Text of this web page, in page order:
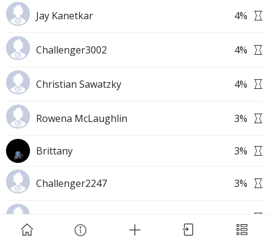
Jay Kanetkar 4%
Challenger3002 4%
Christian Sawatzky 4%
Rowena McLaughlin 3%
Brittany 3%
Challenger2247 3%
Challenge Achieved is self-improvement social
network. Start creating challenges, set goals and
make new habits!
Skip Download App